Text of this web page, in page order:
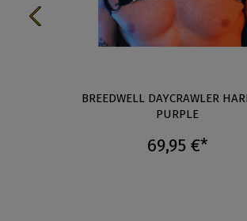
BREEDWELL DAYCRAWLER
PURPLE
69,95 €*